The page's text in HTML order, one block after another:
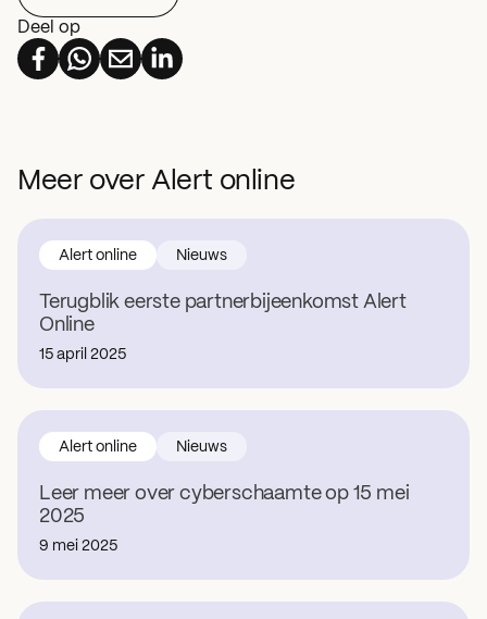
Deel op
Meer over Alert online
Terugblik eerste partnerbijeenkomst Alert
Online
Alert online Nieuws
15 april 2025
Leer meer over cyberschaamte op 15 mei
2025
Alert online Nieuws
9 mei 2025